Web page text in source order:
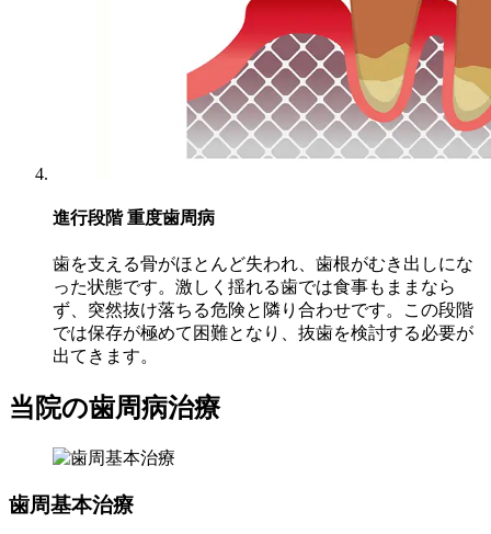
進行段階重度歯周病
歯を支える骨がほとんど失われ、歯根がむき出しにな
った状態です。激しく揺れる歯では食事もままなら
ず、突然抜け落ちる危険と隣り合わせです。この段階
では保存が極めて困難となり、抜歯を検討する必要が
出てきます。
当院の歯周病治療
歯周基本治療